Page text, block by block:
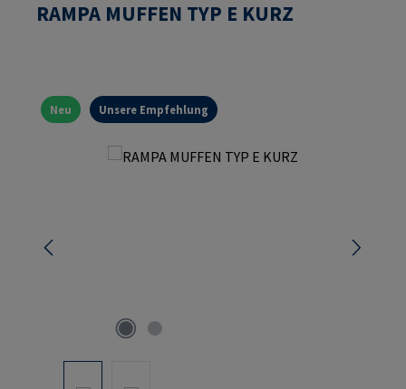
RAMPA MUFFEN TYP E KURZ
Neu Unsere Empfehlung
Bildergalerie überspringen